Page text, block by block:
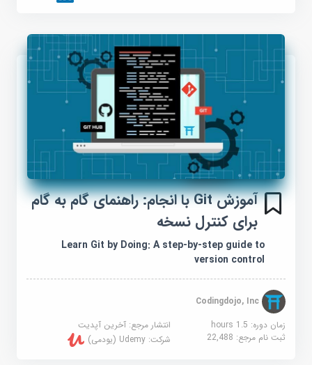
آموزش Git با انجام: راهنمای گام به گام
برای کنترل نسخه
Learn Git by Doing: A step-by-step guide to
version control
Codingdojo, Inc
زمان دوره: 1.5 hours
انتشار مرجع:آخرین آپدیت
ثبت نام مرجع:22,488 شرکت:Udemy (یودمی)